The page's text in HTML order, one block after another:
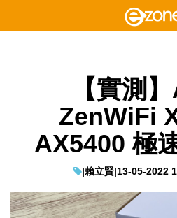
【實測
ZenWiFi
AX5400 極
|賴立賢|13-05-2022